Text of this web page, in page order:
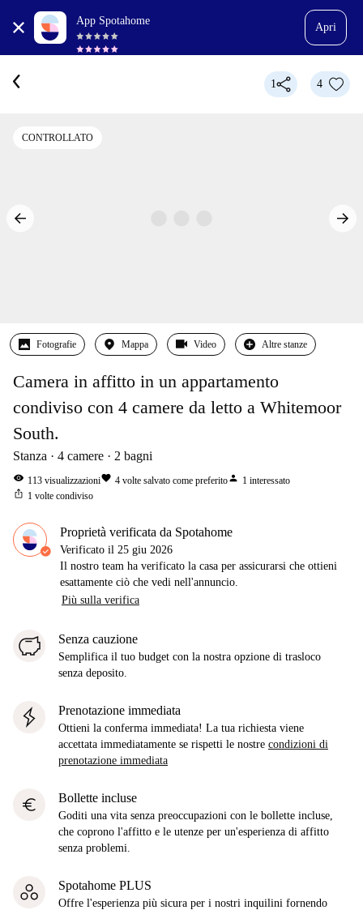
App Spotahome
Apri
1 4
CONTROLLATO
Fotografie Mappa Video Altre stanze
Camera in affitto in un appartamento
condiviso con 4 camere da letto a Whitemoor
South.
Stanza 4 camere 2 bagni
visibility 113 visualizzazionifavorite 4 volte salvato come preferitoperson 1 interessato
ios_share 1 volte condiviso
Proprietà verificata da Spotahome
Verificato il 25 giu 2026
Il nostro team ha verificato la casa per assicurarsi che ottieni
esattamente ciò che vedi nell'annuncio.
Più sulla verifica
Senza cauzione
Semplifica il tuo budget con la nostra opzione di trasloco
senza deposito.
Prenotazione immediata
Ottieni la conferma immediata! La tua richiesta viene
accettata immediatamente se rispetti le nostre condizioni di
prenotazione immediata
euro Bollette incluse
Goditi una vita senza preoccupazioni con le bollette incluse,
che coprono l'affitto e le utenze per un'esperienza di affitto
senza problemi.
Spotahome PLUS
Offre l'esperienza più sicura per i nostri inquilini fornendo